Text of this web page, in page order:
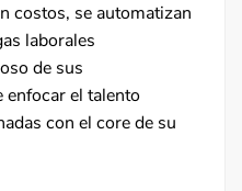
costos, se automatizan
laborales
de sus
enfocar el talento
con el core de su